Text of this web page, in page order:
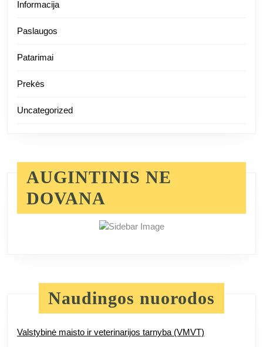
Informacija
Paslaugos
Patarimai
Prekės
Uncategorized
AUGINTINIS NE
DOVANA
Naudingos nuorodos
Valstybinė maisto ir veterinarijos tarnyba (VMVT)